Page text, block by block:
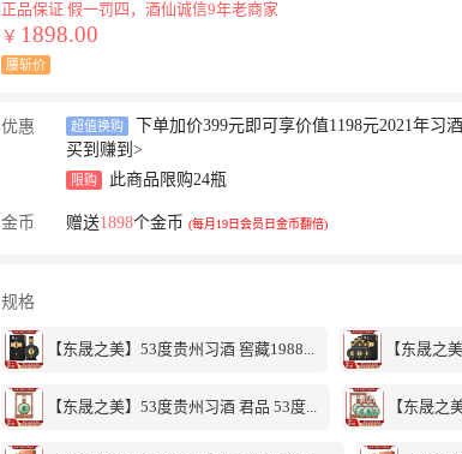
正品保证 假一罚四，酒仙诚信9年老商家
￥ 1898.00
腰斩价
优惠 超值换购
下单加价399元即可享价值1198元2021年习
买到赚到 >
限购 此商品限购24瓶
金币 赠送1898个金币 (每月19日会员日金币翻倍)
规格
【东晟之美】53度贵州习酒 窖藏1988... 【东晟之
【东晟之美】53度贵州习酒 君品 53度... 【东晟之